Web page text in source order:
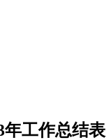
年工作总结表